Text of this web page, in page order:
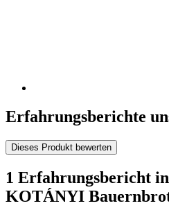
Erfahrungsberichte
Dieses Produkt bewerten
1 Erfahrungsbericht
KOTÁNYI